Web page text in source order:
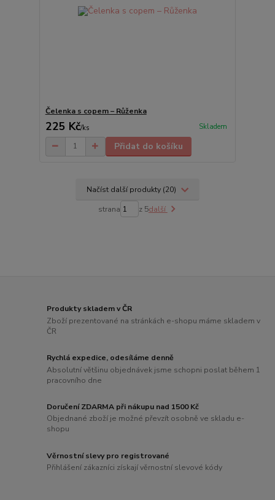
Čelenka s copem – Růženka
225 Kč/ks Skladem
Přidat do košíku
Načíst další produkty (20)
strana z 5další
Produkty skladem v ČR
Zboží prezentované na stránkách e-shopu máme skladem v
ČR
Rychlá expedice, odesíláme denně
Absolutní většinu objednávek jsme schopni poslat během 1
pracovního dne
Doručení ZDARMA při nákupu nad 1500 Kč
Objednané zboží je možné převzít osobně ve skladu e-
shopu
Věrnostní slevy pro registrované
Přihlášení zákazníci získají věrnostní slevové kódy